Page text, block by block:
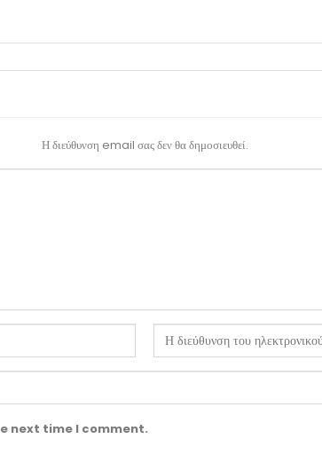
Η διεύθυνση email σας δεν θα δημοσιευθεί.
next time I comment.